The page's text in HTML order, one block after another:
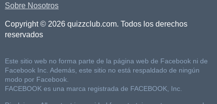
Sobre Nosotros
Copyright © 2026 quizzclub.com. Todos los derechos
reservados
Este sitio web no forma parte de la página web de Facebook ni de
Facebook Inc. Además, este sitio no está respaldado de ningún
modo por Facebook.
FACEBOOK es una marca registrada de FACEBOOK, Inc.